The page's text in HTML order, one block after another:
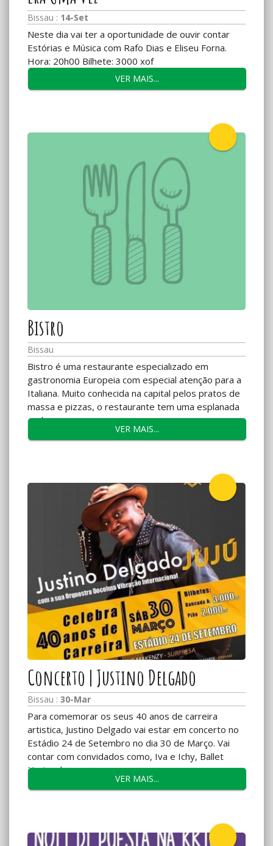
Bissau : 14-Set
Neste dia vai ter a oportunidade de ouvir contar
Estórias e Música com Rafo Dias e Eliseu Forna.
Hora: 20h00 Bilhete: 3000 xof
VER MAIS...
Bistro
Bissau
Bistro é uma restaurante especializado em
gastronomia Europeia com especial atenção para a
Italiana. Muito conhecida na capital pelos pratos de
massa e pizzas, o restaurante tem uma esplanada
onde...
VER MAIS...
Concerto | Justino Delgado
Bissau : 30-Mar
Para comemorar os seus 40 anos de carreira
artistica, Justino Delgado vai estar em concerto no
Estádio 24 de Setembro no dia 30 de Março. Vai
contar com convidados como, Iva e Ichy, Ballet
Nacional,...
VER MAIS...